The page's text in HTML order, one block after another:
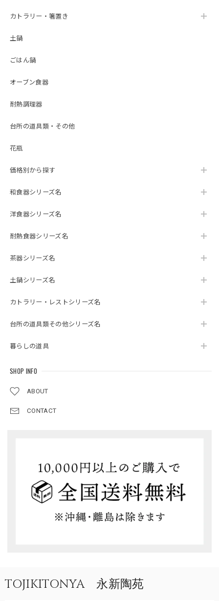
カトラリー・箸置き
土鍋
ごはん鍋
オーブン食器
耐熱調理器
台所の道具類・その他
花瓶
価格別から探す
和食器シリーズ名
洋食器シリーズ名
耐熱食器シリーズ名
茶器シリーズ名
土鍋シリーズ名
カトラリー・レストシリーズ名
台所の道具類その他シリーズ名
暮らしの道具
SHOP INFO
ABOUT
CONTACT
TOJIKITONYA 永新陶苑